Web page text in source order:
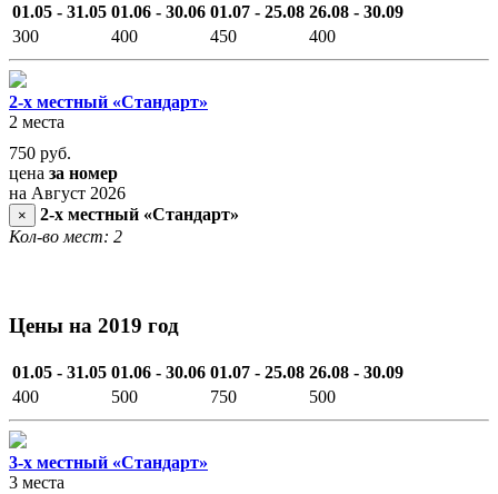
01.05 - 31.05 01.06 - 30.06 01.07 - 25.08 26.08 - 30.09
300
400 450 400
2-х местный «Стандарт»
2 места
750 руб.
цена за номер
на Август 2026
×
2-х местный «Стандарт»
Кол-во мест: 2
Цены на 2019 год
01.05 - 31.05 01.06 - 30.06 01.07 - 25.08 26.08 - 30.09
400
500 750 500
3-х местный «Стандарт»
3 места